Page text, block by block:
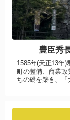
豊臣秀
1585年(天正13年)
町の整備、商業政
ちの礎を築き、「